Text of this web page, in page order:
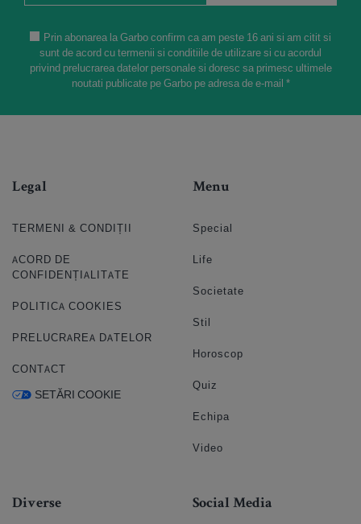
Prin abonarea la Garbo confirm ca am peste 16 ani si am citit si
sunt de acord cu termenii si conditiile de utilizare si cu acordul
privind prelucrarea datelor personale si doresc sa primesc ultimele
noutati publicate pe Garbo pe adresa de e-mail *
Legal
TERMENI & CONDIȚII
ACORD DE
CONFIDENȚIALITATE
POLITICA COOKIES
PRELUCRAREA DATELOR
CONTACT
SETĂRI COOKIE
Menu
Special
Life
Societate
Stil
Horoscop
Quiz
Echipa
Video
Diverse Social Media